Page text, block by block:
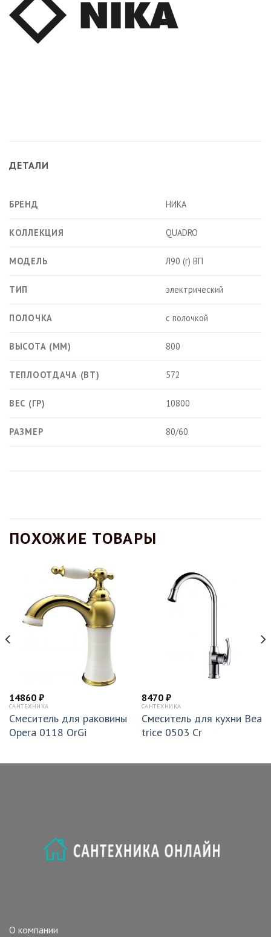
ДЕТАЛИ
БРЕНД НИКА
КОЛЛЕКЦИЯ QUADRO
МОДЕЛЬ Л90 (г) ВП
ТИП электрический
ПОЛОЧКА с полочкой
ВЫСОТА (ММ) 800
ТЕПЛООТДАЧА (ВТ) 572
ВЕС (ГР) 10800
РАЗМЕР 80/60
ПОХОЖИЕ ТОВАРЫ
14860 ₽
САНТЕХНИКА
Смеситель для раковины
Opera 0118 OrGi
8470 ₽
САНТЕХНИКА
Смеситель для кухни Bea
trice 0503 Cr
О компании